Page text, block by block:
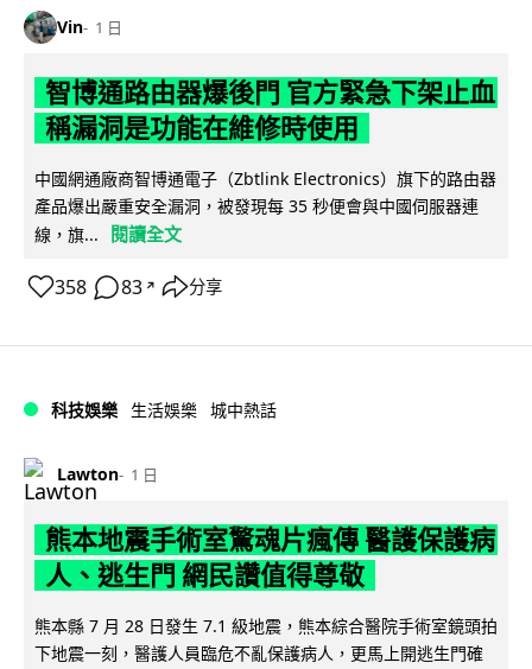
Vin 1 日
智博通路由器爆後門 官方緊急下架止血
稱漏洞是功能在維修時使用
中國網通廠商智博通電子（Zbtlink Electronics）旗下的路由器
產品爆出嚴重安全漏洞，被發現每 35 秒便會與中國伺服器連
線，旗...
閱讀全文
358 83 ↗ 分享
科技娛樂 生活娛樂 城中熱話
Lawton 1 日
熊本地震手術室驚魂片瘋傳 醫護保護病
人、逃生門 網民讚值得尊敬
熊本縣 7 月 28 日發生 7.1 級地震，熊本綜合醫院手術室鏡頭拍
下地震一刻，醫護人員臨危不亂保護病人，更馬上開逃生門確